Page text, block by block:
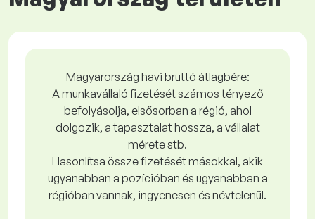
Magyarország havi bruttó átlagbére:
A munkavállaló fizetését számos tényező
befolyásolja, elsősorban a régió, ahol
dolgozik, a tapasztalat hossza, a vállalat
mérete stb.
Hasonlítsa össze fizetését másokkal, akik
ugyanabban a pozícióban és ugyanabban a
régióban vannak, ingyenesen és névtelenül.